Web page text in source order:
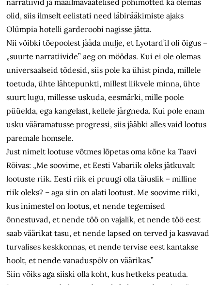
narratiivid ja maailmavaatelised põhimõtted ka olemas
olid, siis ilmselt eelistati need läbirääkimiste ajaks
Olümpia hotelli garderoobi nagisse jätta.
Nii võibki tõepoolest jääda mulje, et Lyotard’il oli õigus –
„suurte narratiivide” aeg on möödas. Kui ei ole olemas
universaalseid tõdesid, siis pole ka ühist pinda, millele
toetuda, ühte lähtepunkti, millest liikvele minna, ühte
suurt lugu, millesse uskuda, eesmärki, mille poole
püüelda, ega kangelast, kellele järgneda. Kui pole enam
usku vääramatusse progressi, siis jääbki alles vaid lootus
paremale homsele.
Just nimelt lootuse võtmes lõpetas oma kõne ka Taavi
Rõivas: „Me soovime, et Eesti Vabariik oleks jätkuvalt
lootuste riik. Eesti riik ei pruugi olla täiuslik – milline
riik oleks? – aga siin on alati lootust. Me soovime riiki,
kus inimestel on lootus, et nende tegemised
õnnestuvad, et nende töö on vajalik, et nende töö eest
saab väärikat tasu, et nende lapsed on terved ja kasvavad
turvalises keskkonnas, et nende tervise eest kantakse
hoolt, et nende vanaduspõlv on väärikas.”
Siin võiks aga siiski olla koht, kus hetkeks peatuda.